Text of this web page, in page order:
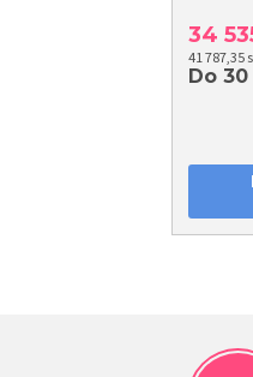
34
41 787,35
Do